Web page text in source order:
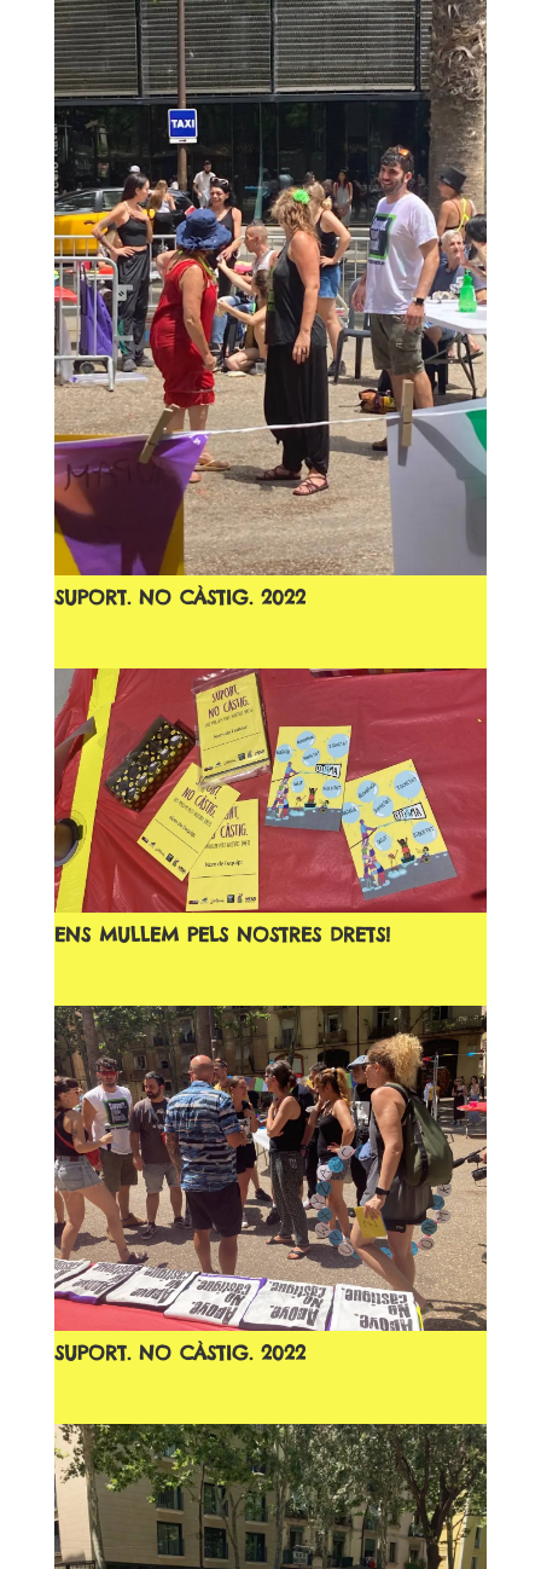
SUPORT. NO CÀSTIG. 2022
ENS MULLEM PELS NOSTRES DRETS!
SUPORT. NO CÀSTIG. 2022